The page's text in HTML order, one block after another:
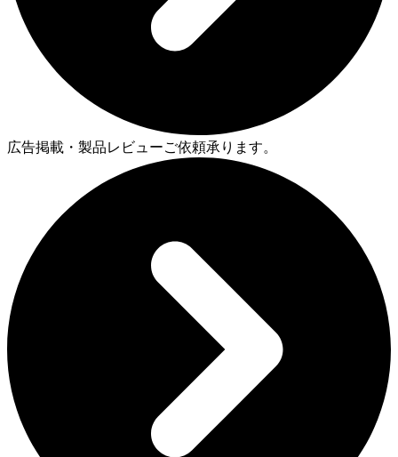
広告掲載・製品レビューご依頼承ります。